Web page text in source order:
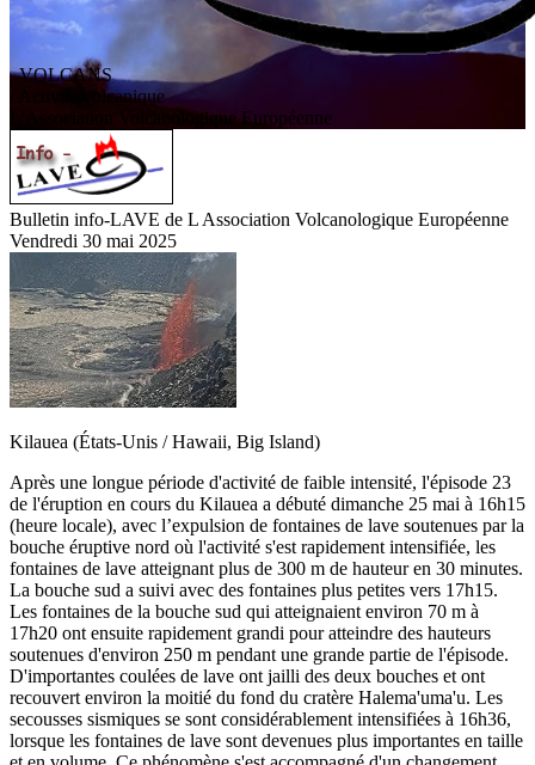
VOLCANS
/ Activité volcanique
ssociation V olcanologiqueEuropéenne
Bulletin info-LAVE de L Association Volcanologique Européenne
Vendredi 30 mai 2025
Kilauea (États-Unis / Hawaii, Big Island)
Après une longue période d'activité de faible intensité, l'épisode 23
de l'éruption en cours du Kilauea a débuté dimanche 25 mai à 16h15
(heure locale), avec l’expulsion de fontaines de lave soutenues par la
bouche éruptive nord où l'activité s'est rapidement intensifiée, les
fontaines de lave atteignant plus de 300 m de hauteur en 30 minutes.
La bouche sud a suivi avec des fontaines plus petites vers 17h15.
Les fontaines de la bouche sud qui atteignaient environ 70 m à
17h20 ont ensuite rapidement grandi pour atteindre des hauteurs
soutenues d'environ 250 m pendant une grande partie de l'épisode.
D'importantes coulées de lave ont jailli des deux bouches et ont
recouvert environ la moitié du fond du cratère Halema'uma'u. Les
secousses sismiques se sont considérablement intensifiées à 16h36,
lorsque les fontaines de lave sont devenues plus importantes en taille